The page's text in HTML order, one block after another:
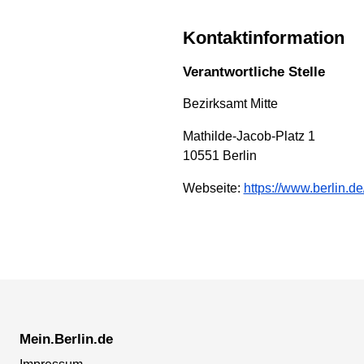
Kontaktinformation
Verantwortliche Stelle
Bezirksamt Mitte
Mathilde-Jacob-Platz 1
10551 Berlin
Webseite: https://
Mein.Berlin.de